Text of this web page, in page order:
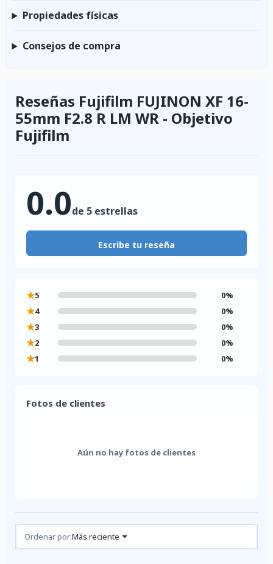
Propiedades físicas
Consejos de compra
Reseñas Fujifilm FUJINON XF 16-
55mm F2.8 R LM WR - Objetivo
Fujifilm
0.0de 5 estrellas
Escribe tu reseña
★5 0%
★4 0%
★3 0%
★2 0%
★1 0%
Fotos de clientes
Aún no hay fotos de clientes
Reseñas (0)
Ordenar por:Más reciente